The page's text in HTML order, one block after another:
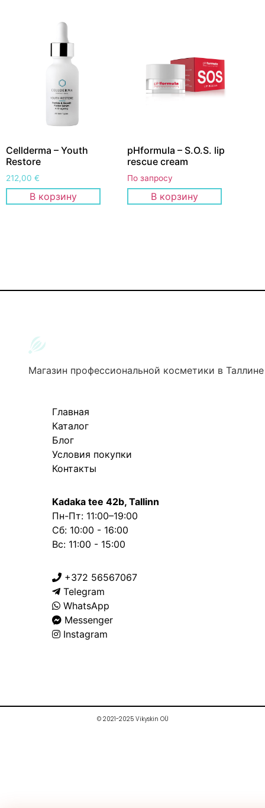
Cellderma – Youth
Restore
212,00 €
В корзину
pHformula – S.O.S. lip
rescue cream
По запросу
В корзину
Магазин профессиональной косметики в Таллине
Главная
Каталог
Блог
Условия покупки
Контакты
Kadaka tee 42b, Tallinn
Пн-Пт: 11:00–19:00
Сб: 10:00 - 16:00
Вс: 11:00 - 15:00
+372 56567067
Telegram
WhatsApp
Messenger
Instagram
© 2021-2025 Vikyskin OÜ